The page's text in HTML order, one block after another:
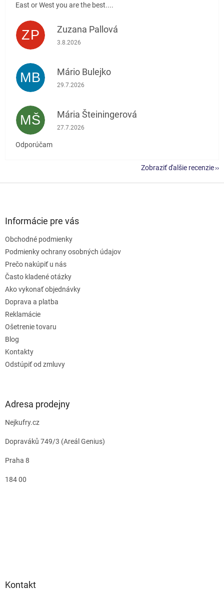
East or West you are the best....
ZP Zuzana Pallová
Hodnotenie obchodu je 5 z 5 hviezdičiek.
3.8.2026
MB Mário Bulejko
Hodnotenie obchodu je 5 z 5 hviezdičiek.
29.7.2026
MŠ Mária Šteiningerová
Hodnotenie obchodu je 5 z 5 hviezdičiek.
27.7.2026
Odporúčam
Zobraziť ďalšie recenzie
Informácie pre vás
Obchodné podmienky
Podmienky ochrany osobných údajov
Prečo nakúpiť u nás
Často kladené otázky
Ako vykonať objednávky
Doprava a platba
Reklamácie
Ošetrenie tovaru
Blog
Kontakty
Odstúpiť od zmluvy
Adresa prodejny
Nejkufry.cz
Dopraváků 749/3 (Areál Genius)
Praha 8
184 00
Kontakt